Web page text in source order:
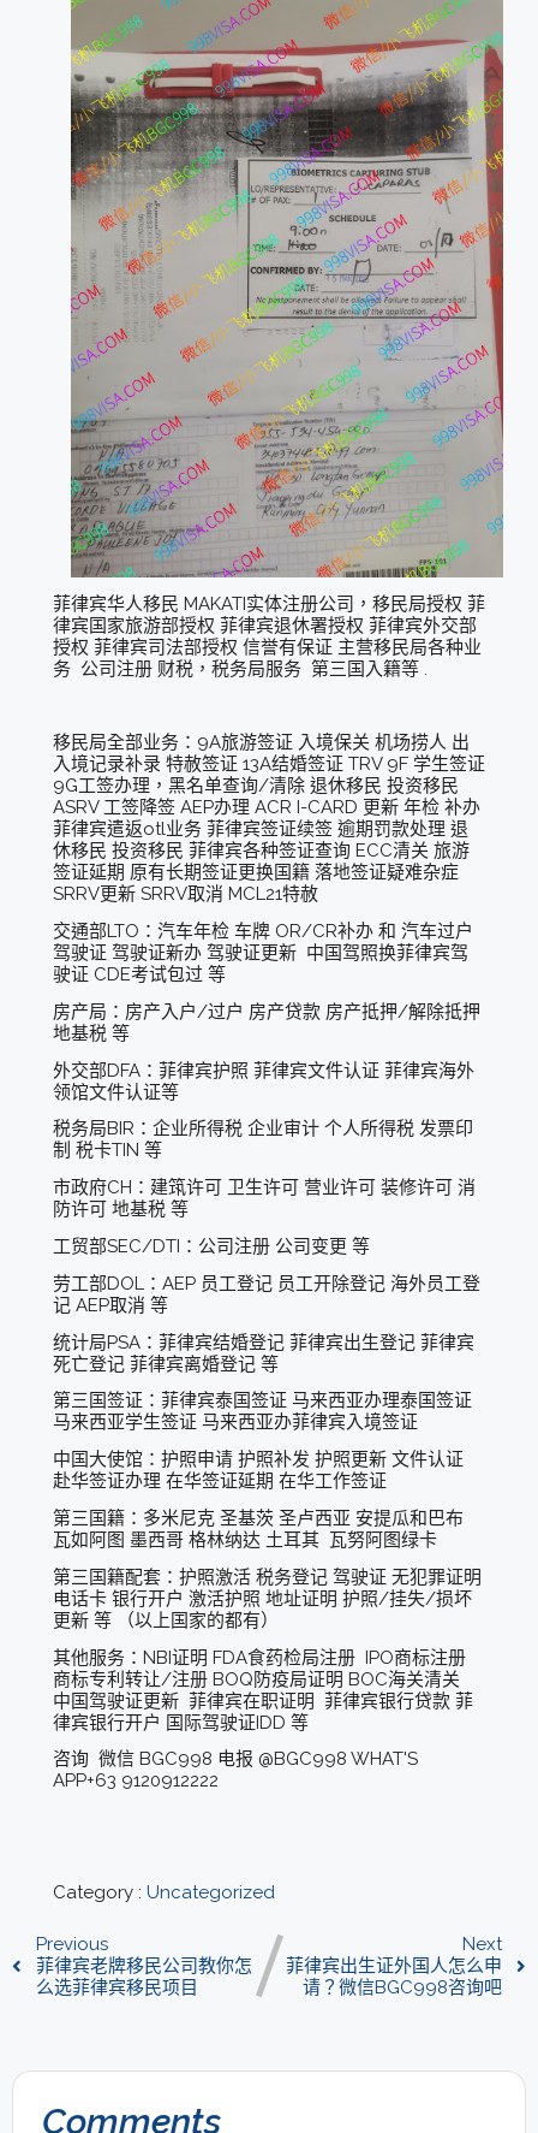
菲律宾华人移民 MAKATI实体注册公司，移民局授权 菲
律宾国家旅游部授权 菲律宾退休署授权 菲律宾外交部
授权 菲律宾司法部授权 信誉有保证 主营移民局各种业
务 公司注册 财税，税务局服务 第三国入籍等 .
移民局全部业务：9A旅游签证 入境保关 机场捞人 出
入境记录补录 特赦签证 13A结婚签证 TRV 9F 学生签证
9G工签办理，黑名单查询/清除 退休移民 投资移民
ASRV 工签降签 AEP办理 ACR I-CARD 更新 年检 补办
菲律宾遣返otl业务 菲律宾签证续签 逾期罚款处理 退
休移民 投资移民 菲律宾各种签证查询 ECC清关 旅游
签证延期 原有长期签证更换国籍 落地签证疑难杂症
SRRV更新 SRRV取消 MCL21特赦
交通部LTO：汽车年检 车牌 OR/CR补办 和 汽车过户
驾驶证 驾驶证新办 驾驶证更新 中国驾照换菲律宾驾
驶证 CDE考试包过 等
房产局：房产入户/过户 房产贷款 房产抵押/解除抵押
地基税 等
外交部DFA：菲律宾护照 菲律宾文件认证 菲律宾海外
领馆文件认证等
税务局BIR：企业所得税 企业审计 个人所得税 发票印
制 税卡TIN 等
市政府CH：建筑许可 卫生许可 营业许可 装修许可 消
防许可 地基税 等
工贸部SEC/DTI：公司注册 公司变更 等
劳工部DOL：AEP 员工登记 员工开除登记 海外员工登
记 AEP取消 等
统计局PSA：菲律宾结婚登记 菲律宾出生登记 菲律宾
死亡登记 菲律宾离婚登记 等
第三国签证：菲律宾泰国签证 马来西亚办理泰国签证
马来西亚学生签证 马来西亚办菲律宾入境签证
中国大使馆：护照申请 护照补发 护照更新 文件认证
赴华签证办理 在华签证延期 在华工作签证
第三国籍：多米尼克 圣基茨 圣卢西亚 安提瓜和巴布
瓦如阿图 墨西哥 格林纳达 土耳其 瓦努阿图绿卡
第三国籍配套：护照激活 税务登记 驾驶证 无犯罪证明
电话卡 银行开户 激活护照 地址证明 护照/挂失/损坏
更新 等 （以上国家的都有）
其他服务：NBI证明 FDA食药检局注册 IPO商标注册
商标专利转让/注册 BOQ防疫局证明 BOC海关清关
中国驾驶证更新 菲律宾在职证明 菲律宾银行贷款 菲
律宾银行开户 国际驾驶证IDD 等
咨询 微信 BGC998 电报 @BGC998 WHAT'S
APP+63 9120912222
Category : Uncategorized
Previous
菲律宾老牌移民公司教你怎
么选菲律宾移民项目
Next
菲律宾出生证外国人怎么申
请？微信BGC998咨询吧
Comments